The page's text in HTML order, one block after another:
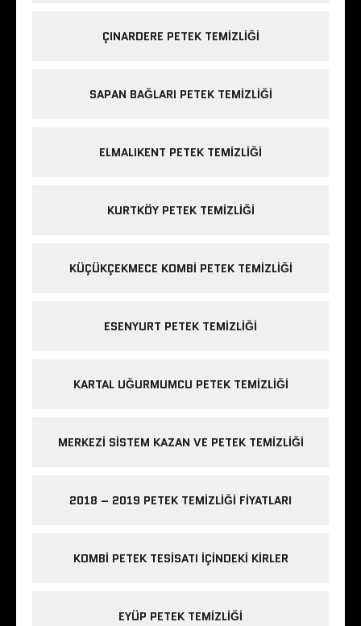
ÇINARDERE PETEK TEMIZLIĞI
SAPAN BAĞLARI PETEK TEMIZLIĞI
ELMALIKENT PETEK TEMIZLIĞI
KURTKÖY PETEK TEMIZLIĞI
KÜÇÜKÇEKMECE KOMBI PETEK TEMIZLIĞI
ESENYURT PETEK TEMIZLIĞI
KARTAL UĞURMUMCU PETEK TEMIZLIĞI
MERKEZI SISTEM KAZAN VE PETEK TEMIZLIĞI
2018 – 2019 PETEK TEMIZLIĞI FIYATLARI
KOMBI PETEK TESISATI IÇINDEKI KIRLER
EYÜP PETEK TEMIZLIĞI